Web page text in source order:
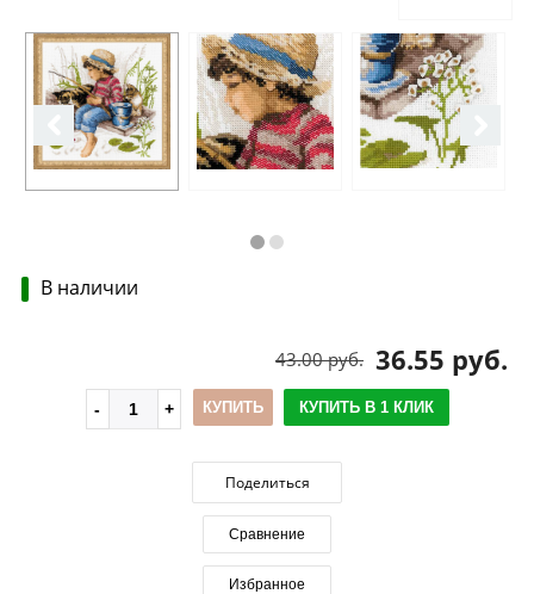
В наличии
36.55 руб.
43.00 руб.
КУПИТЬ КУПИТЬ В 1 КЛИК
Поделиться
Сравнение
Избранное